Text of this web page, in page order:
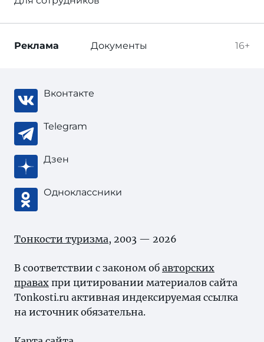
16+
Реклама Документы
Вконтакте
Telegram
Дзен
Одноклассники
Тонкости туризма, 2003 — 2026
В соответствии с законом об авторских
правах при цитировании материалов сайта
Tonkosti.ru активная индексируемая ссылка
на источник обязательна.